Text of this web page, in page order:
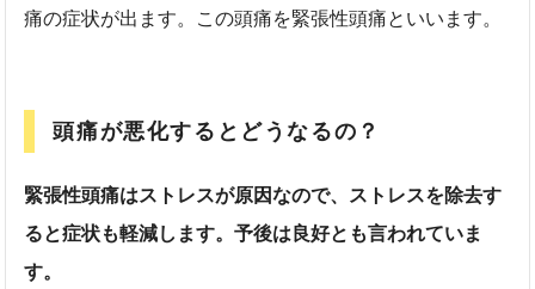
痛の症状が出ます。この頭痛を緊張性頭痛といいます。
頭痛が悪化するとどうなるの？
緊張性頭痛はストレスが原因なので、ストレスを除去す
ると症状も軽減します。予後は良好とも言われていま
す。